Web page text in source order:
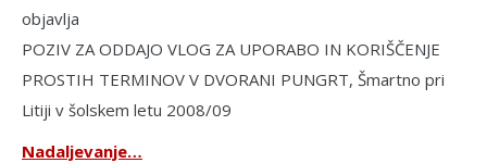
objavlja
POZIV ZA ODDAJO VLOG ZA UPORABO IN KORIŠČENJE
PROSTIH TERMINOV V DVORANI PUNGRT, Šmartno pri
Litiji v šolskem letu 2008/09
Nadaljevanje…